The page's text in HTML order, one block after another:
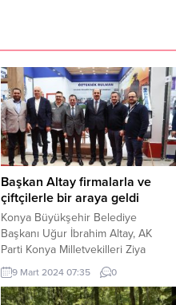
Başkan Altay firmalarla ve
çiftçilerle bir araya geldi
Konya Büyükşehir Belediye
Başkanı Uğur İbrahim Altay, AK
Parti Konya Milletvekilleri Ziya
Altunyaldız ve Mustafa Hakan Özer
ile birlikte bu yıl 20.’si düzenlenen
Konya Tarım Fuarı’nı ziyaret ederek
9 Mart 2024 07:35 0